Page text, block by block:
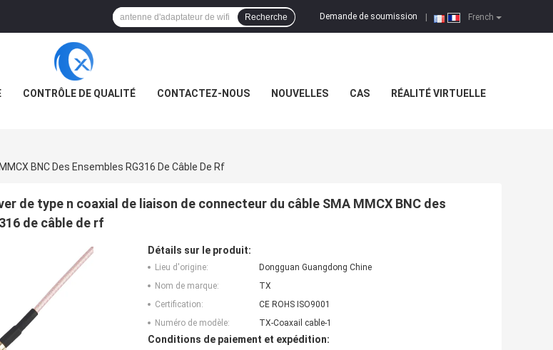
French
Demande de soumission
Recherche
CONTRÔLE DE QUALITÉ CONTACTEZ-NOUS NOUVELLES CAS RÉALITÉ VIRTUELLE
BNC Des Ensembles RG316 De Câble De Rf
de type n coaxial de liaison de connecteur du câble SMA MMCX BNC des
de câble de rf
Détails sur le produit:
Lieu d'origine:
Dongguan Guangdong Chine
Nom de marque:
TX
Certification:
CE ROHS ISO9001
Numéro de modèle:
TX-Coaxail cable-1
Conditions de paiement et expédition: